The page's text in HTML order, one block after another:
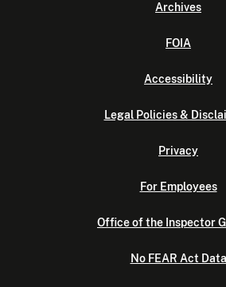
Archives
FOIA
Accessibility
Legal Policies &
Privacy
For Employees
Office of the Inspector
No FEAR Act Data